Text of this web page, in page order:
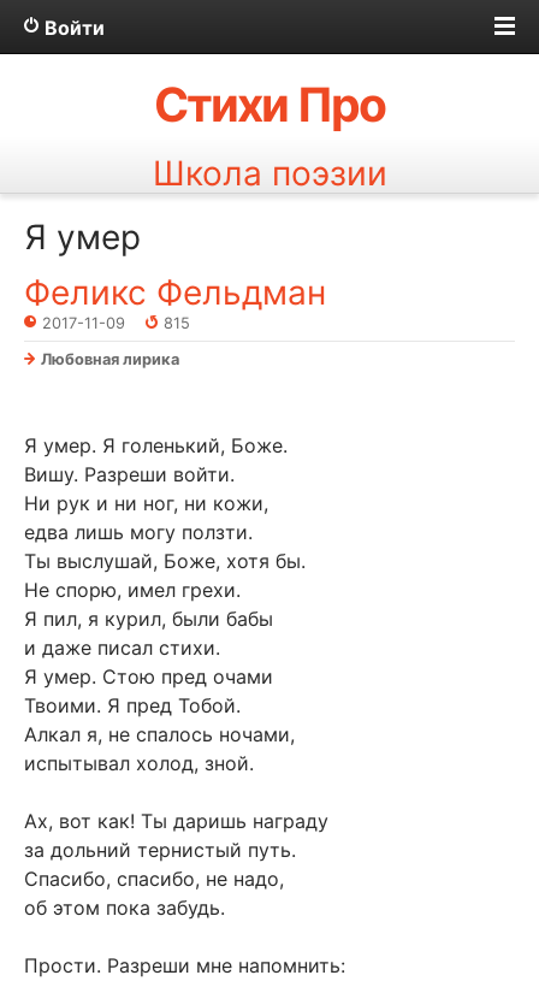
Войти
Стихи Про
Школа поэзии
Я умер
Феликс Фельдман
2017-11-09
815
Любовная лирика
Я умер. Я голенький, Боже.
Вишу. Разреши войти.
Ни рук и ни ног, ни кожи,
едва лишь могу ползти.
Ты выслушай, Боже, хотя бы.
Не спорю, имел грехи.
Я пил, я курил, были бабы
и даже писал стихи.
Я умер. Стою пред очами
Твоими. Я пред Тобой.
Алкал я, не спалось ночами,
испытывал холод, зной.
Ах, вот как! Ты даришь награду
за дольний тернистый путь.
Спасибо, спасибо, не надо,
об этом пока забудь.
Прости. Разреши мне напомнить: